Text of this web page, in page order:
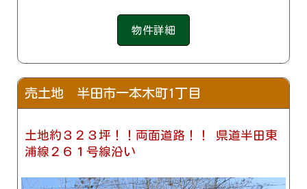
物件詳細
売土地 半田市一本木町1丁目
土地約３２３坪！！両面道路！！ 県道半田東
浦線２６１号線沿い